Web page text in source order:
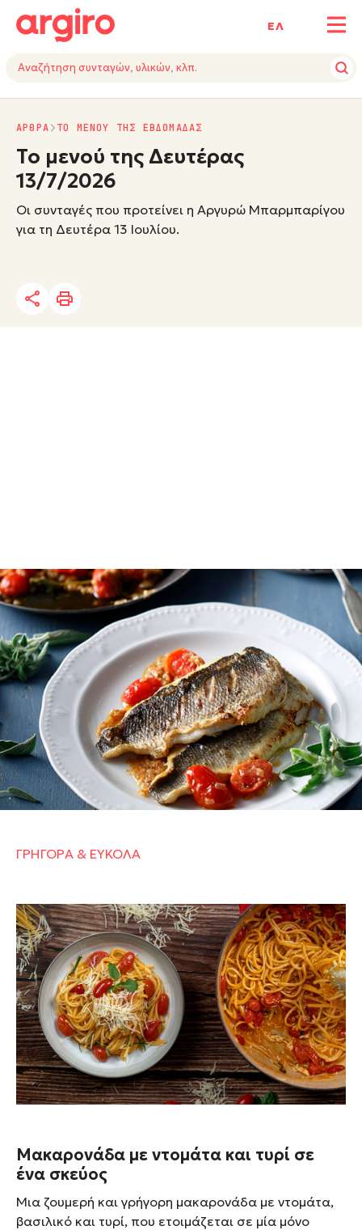
ΕΛ
ΑΡΘΡΑ ΤΟ ΜΕΝΟΥ ΤΗΣ ΕΒΔΟΜΑΔΑΣ
Το μενού της Δευτέρας
13/7/2026
Οι συνταγές που προτείνει η Αργυρώ Μπαρμπαρίγου
για τη Δευτέρα 13 Ιουλίου.
Κάθε μέρα είναι μια νέα ευκαιρία να απολαύσουμε
σπιτικό, νόστιμο φαγητό χωρίς να περνάμε
ατελείωτες ώρες στην κουζίνα.
Για τηΔευτέρα 13 Ιουλίου, ετοίμασα ένα
ολοκληρωμένο μενού με αγαπημένες συνταγές που
συνδυάζουν γεύση, ισορροπία και απλά υλικά. Θα
βρεις αναλυτική εκτέλεση βήμα-βήμα και όλα τα
μυστικά μου για σίγουρη επιτυχία, που θα σε
βοηθήσουν να πετύχεις το καλύτερο αποτέλεσμα.
Καλή μαγειρική και καλή απόλαυση!
ΓΡΗΓΟΡΑ & ΕΥΚΟΛΑ
Μακαρονάδα με ντομάτα και τυρί σε
ένα σκεύος
Μια ζουμερή και γρήγορη μακαρονάδα με ντομάτα,
βασιλικό και τυρί, που ετοιμάζεται σε μία μόνο